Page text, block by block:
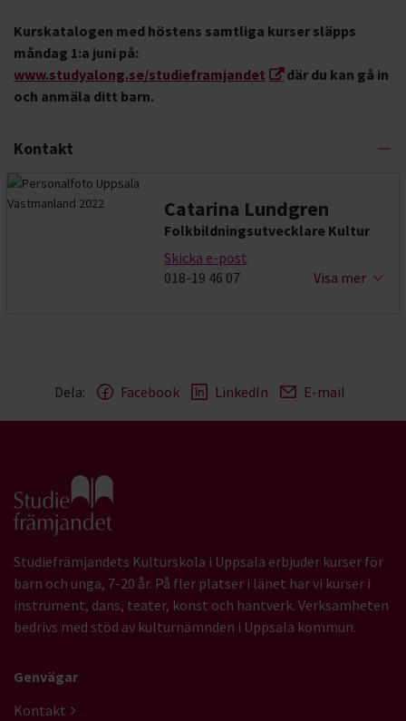
Kurskatalogen med höstens samtliga kurser släpps
måndag 1:a juni på:
www.studyalong.se/studieframjandet
där du kan gå in
och anmäla ditt barn.
Kontakt
Catarina Lundgren
Folkbildningsutvecklare Kultur
Skicka e-post
018-19 46 07
Visa mer
Dela: Facebook LinkedIn E-mail
Gå till studiefrämjandets startsida
Studiefrämjandets Kulturskola i Uppsala erbjuder kurser för
barn och unga, 7-20 år. På fler platser i länet har vi kurser i
instrument, dans, teater, konst och hantverk. Verksamheten
bedrivs med stöd av kulturnämnden i Uppsala kommun.
Genvägar
Kontakt